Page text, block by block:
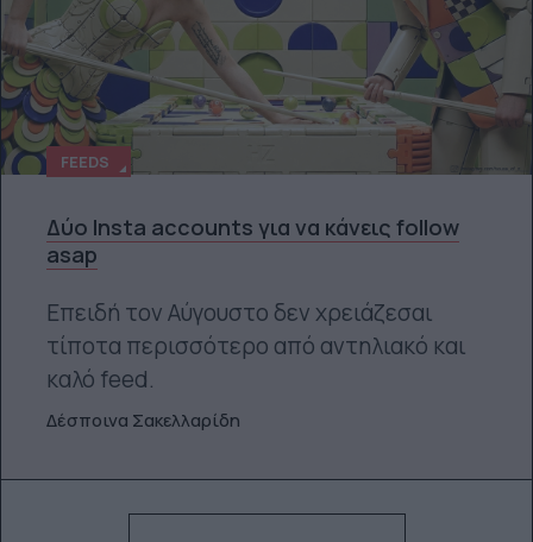
FEEDS
Δύο Insta accounts για να κάνεις follow
asap
Επειδή τον Αύγουστο δεν χρειάζεσαι
τίποτα περισσότερο από αντηλιακό και
καλό feed.
Δέσποινα Σακελλαρίδη